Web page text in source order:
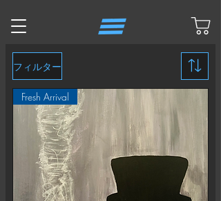
フィルター
Fresh Arrival